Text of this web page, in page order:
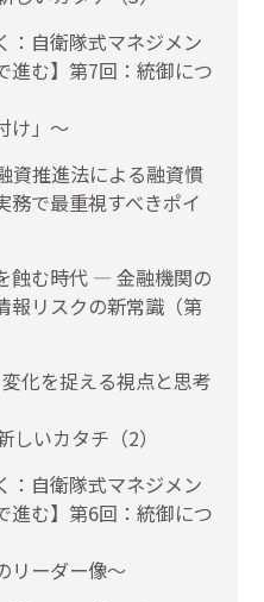
：自衛隊式マネジメン
進む】第7回：統御につ
け」〜
資推進法による融資慣
務で最重視すべきポイ
蝕む時代 ― 金融機関の
報リスクの新常識（第
変化を捉える視点と思考
いカタチ（2）
：自衛隊式マネジメン
進む】第6回：統御につ
リーダー像〜